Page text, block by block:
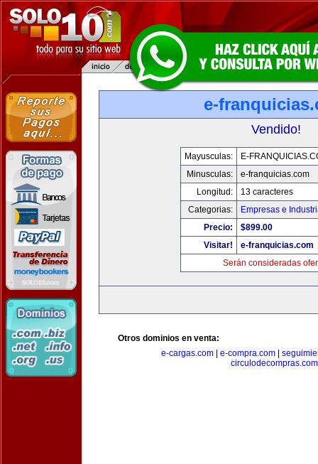
e-
Vendido!
Mayusculas:
E-
Minusculas:
e-franquicias.com
Longitud:
13 caracteres
Categorias:
Empresas e
Precio:
$899.00
Visitar!
e-franquicias.com
Serán consideradas
Otros dominios en venta:
e-cargas.com| e-compra.com|
circulodecompras.com